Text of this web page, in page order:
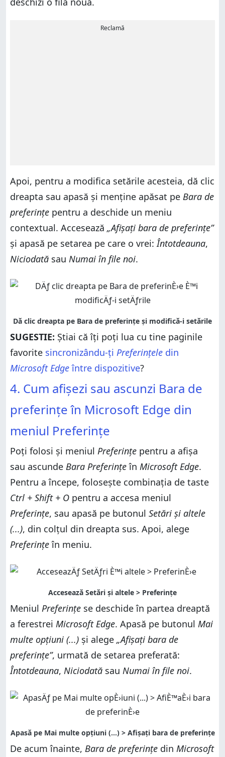
Reclamă
Apoi, pentru a modifica setările acesteia, dă clic
dreapta sau apasă și menține apăsat pe Bara de
preferințe pentru a deschide un meniu
contextual. Accesează „Afișați bara de preferințe”
și apasă pe setarea pe care o vrei:Întotdeauna,
Niciodată sau Numai în file noi.
SUGESTIE: Știai că îți poți lua cu tine paginile
favorite sincronizându-ți Preferințele din
Microsoft Edgeîntre dispozitive?
4. Cum afișezi sau ascunzi Bara de
preferințe în Microsoft Edge din
meniul Preferințe
Poți folosi și meniul Preferințe pentru a afișa
sau ascunde Bara Preferințeîn Microsoft Edge.
Pentru a începe, folosește combinația de taste
Ctrl + Shift + O pentru a accesa meniul
Preferințe, sau apasă pe butonul Setări și altele
(...), din colțul din dreapta sus. Apoi, alege
Preferințeîn meniu.
Meniul Preferințe se deschide în partea dreaptă
a ferestrei Microsoft Edge. Apasă pe butonul Mai
multe opțiuni (...) și alege „Afișați bara de
preferințe”, urmată de setarea preferată:
Întotdeauna, Niciodată sau Numai în file noi.
De acum înainte, Bara de preferințe din Microsoft